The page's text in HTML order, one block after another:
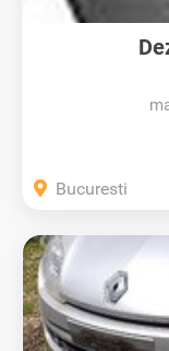
Bucuresti